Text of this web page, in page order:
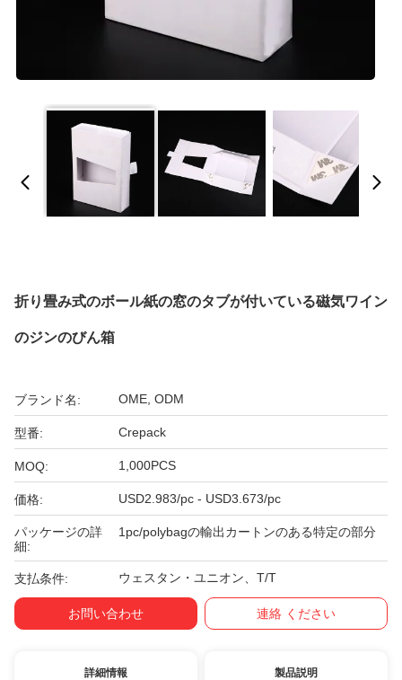
折り畳み式のボール紙の窓のタブが付いている磁気ワイン
のジンのびん箱
ブランド名: OME, ODM
型番: Crepack
MOQ: 1,000PCS
価格: USD2.983/pc - USD3.673/pc
パッケージの詳
細:
1pc/polybagの輸出カートンのある特定の部分
支払条件: ウェスタン・ユニオン、T/T
お問い合わせ 連絡 ください
詳細情報 製品説明